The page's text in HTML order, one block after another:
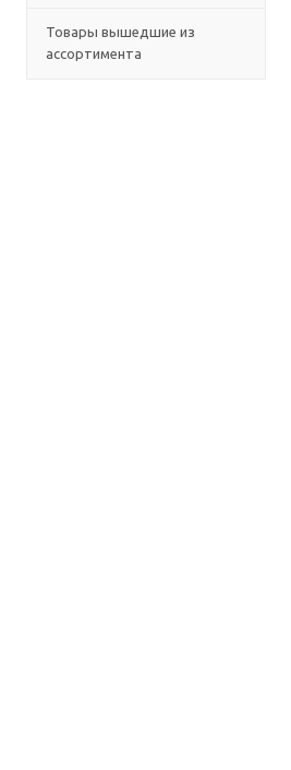
Товары вышедшие из
ассортимента